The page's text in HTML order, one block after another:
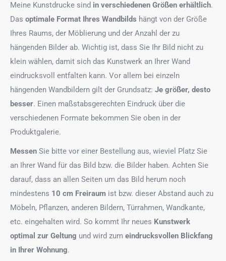
Meine Kunstdrucke sind in verschiedenen Größen erhältlich.
Das optimale Format Ihres Wandbilds hängt von der Größe
Ihres Raums, der Möblierung und der Anzahl der zu
hängenden Bilder ab. Wichtig ist, dass Sie Ihr Bild nicht zu
klein wählen, damit sich das Kunstwerk an Ihrer Wand
eindrucksvoll entfalten kann. Vor allem bei einzeln
hängenden Wandbildern gilt der Grundsatz: Je größer, desto
besser. Einen maßstabsgerechten Eindruck über die
verschiedenen Formate bekommen Sie oben in der
Produktgalerie.
Messen Sie bitte vor einer Bestellung aus, wieviel Platz Sie
an Ihrer Wand für das Bild bzw. die Bilder haben. Achten Sie
darauf, dass an allen Seiten um das Bild herum noch
mindestens 10 cm Freiraum ist bzw. dieser Abstand auch zu
Möbeln, Pflanzen, anderen Bildern, Türrahmen, Wandkante,
etc. eingehalten wird. So kommt Ihr neues Kunstwerk
optimal zur Geltung und wird zum eindrucksvollen Blickfang
in Ihrer Wohnung.